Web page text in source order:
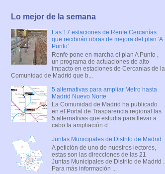
Lo mejor de la semana
Las 17 estaciones de Renfe Cercanías
que recibirán obras de mejora del plan 'A
Punto'
Renfe pone en marcha el plan A Punto ,
un programa de actuaciones de alto
impacto en estaciones de Cercanías de la
Comunidad de Madrid que b...
5 alternativas para ampliar Metro hasta
Madrid Nuevo Norte
La Comunidad de Madrid ha publicado
en el Portal de Trasparencia regional las
5 alternativas que estudia para llevar a
cabo la ampliación d...
Juntas Municipales de Distrito de Madrid
A petición de uno de nuestros lectores,
estas son las direcciones de las 21
Juntas Municipales de Distrito de Madrid .
Para más información ...